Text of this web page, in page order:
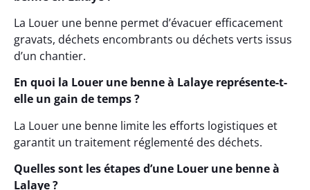
La Louer une benne permet d’évacuer efficacement
gravats, déchets encombrants ou déchets verts issus
d’un chantier.
En quoi la Louer une benne à Lalaye représente-t-
elle un gain de temps ?
La Louer une benne limite les efforts logistiques et
garantit un traitement réglementé des déchets.
Quelles sont les étapes d’une Louer une benne à
Lalaye ?